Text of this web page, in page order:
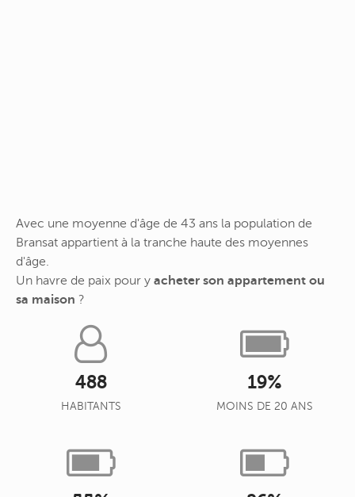
Avec une moyenne d'âge de 43 ans la population de
Bransat appartient à la tranche haute des moyennes
d'âge.
Un havre de paix pour y acheter son appartement ou
sa maison ?
488
HABITANTS
19%
MOINS DE 20 ANS